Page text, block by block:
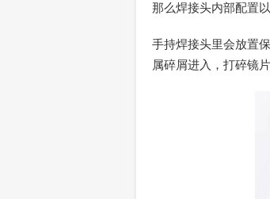
那么焊接头内部配置
手持焊接头里会放置
属碎屑进入，打碎镜